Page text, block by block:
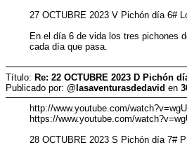
27 OCTUBRE 2023 V Pichón día 6#
En el día 6 de vida los tres pichones
cada día que pasa.
Título: Re: 22 OCTUBRE 2023 D Pichón
Publicado por: @lasaventurasdedavid en
http://www.youtube.com/
https://www.youtube.com/
28 OCTUBRE 2023 S Pichón día 7#